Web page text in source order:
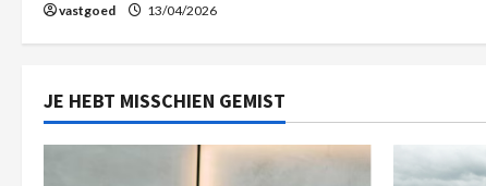
vastgoed 13/04/2026
JE HEBT MISSCHIEN GEMIST